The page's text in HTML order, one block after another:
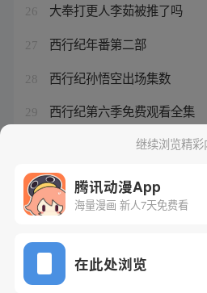
26 大奉打更人李茹被推了吗
27 西行纪年番第二部
28 西行纪孙悟空出场集数
29 西行纪第六季免费观看全集
星辰山海经官网远古服继续浏览精彩
腾讯动漫App
海量漫画 新人7天免费看
在此处浏览
网站备案/许可证号：粤
Copyright©1998 - 2026